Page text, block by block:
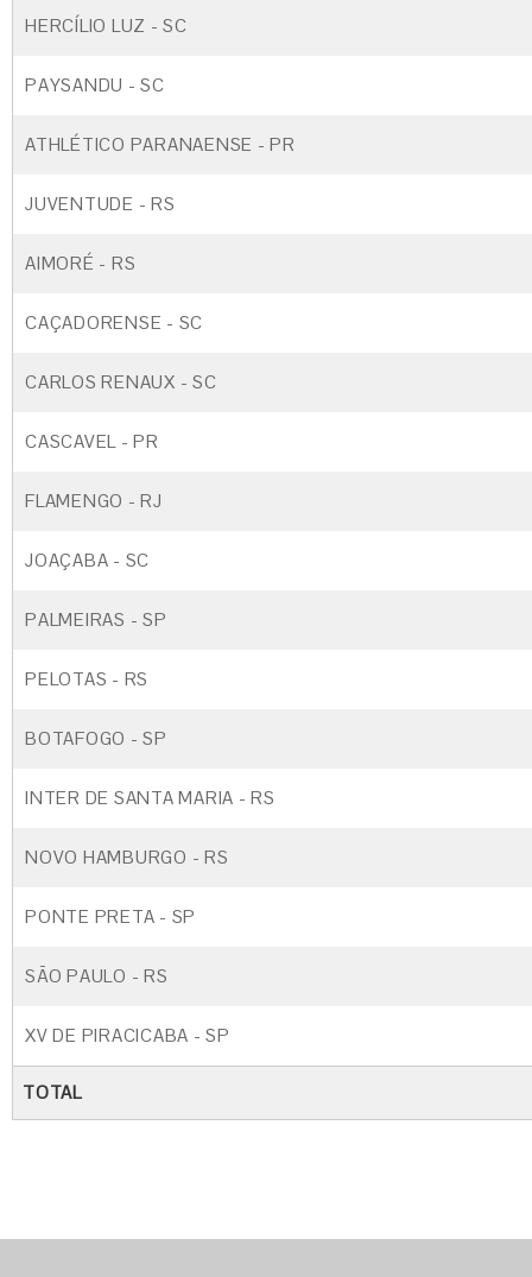
HERCÍLIO LUZ - SC
PAYSANDU - SC
ATHLÉTICO PARANAENSE - PR
JUVENTUDE - RS
AIMORÉ - RS
CAÇADORENSE - SC
CARLOS RENAUX - SC
CASCAVEL - PR
FLAMENGO - RJ
JOAÇABA - SC
PALMEIRAS - SP
PELOTAS - RS
BOTAFOGO - SP
INTER DE SANTA MARIA - RS
NOVO HAMBURGO - RS
PONTE PRETA - SP
SÃO PAULO - RS
XV DE PIRACICABA - SP
TOTAL